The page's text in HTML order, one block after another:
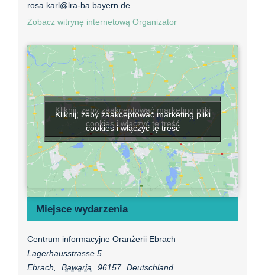
rosa.karl@lra-ba.bayern.de
Zobacz witrynę internetową Organizator
Miejsce wydarzenia
Centrum informacyjne Oranżerii Ebrach
Lagerhausstrasse 5
Ebrach
Bawaria 96157 Deutschland
Kliknij, żeby zaakceptować marketing pliki
cookies i włączyć tę treść
Kliknij, żeby zaakceptować marketing pliki
cookies i włączyć tę treść